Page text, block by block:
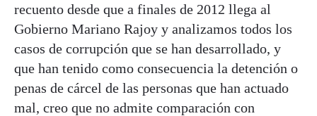
recuento desde que a finales de 2012 llega al
Gobierno Mariano Rajoy y analizamos todos los
casos de corrupción que se han desarrollado, y
que han tenido como consecuencia la detención o
penas de cárcel de las personas que han actuado
mal, creo que no admite comparación con